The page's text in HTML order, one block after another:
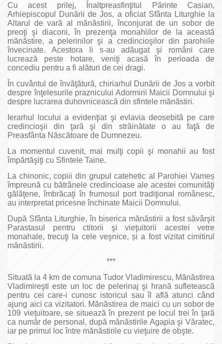
Cu acest prilej, Înaltpreasfinţitul Părinte Casian,
Arhiepiscopul Dunării de Jos, a oficiat Sfânta Liturghie la
Altarul de vară al mănăstirii, înconjurat de un sobor de
preoţi şi diaconi, în prezenţa monahiilor de la această
mănăstire, a pelerinilor şi a credincioşilor din parohiile
învecinate. Acestora li s-au adăugat şi români care
lucrează peste hotare, veniţi acasă în perioada de
concediu pentru a fi alături de cei dragi.
În cuvântul de învăţătură, chiriarhul Dunării de Jos a vorbit
despre înţelesurile praznicului Adormirii Maicii Domnului şi
despre lucrarea duhovnicească din sfintele mănăstiri.
Ierarhul locului a evidenţiat şi evlavia deosebită pe care
credincioşii din ţară şi din străinătate o au faţă de
Preasfânta Născătoare de Dumnezeu.
La momentul cuvenit, mai mulţi copii şi monahii au fost
împărtăşiţi cu Sfintele Taine.
La chinonic, copiii din grupul catehetic al Parohiei Vameș
împreună cu bătrânele credincioase ale acestei comunităţi
gălăţene, îmbrăcaţi în frumosul port tradiţional românesc,
au interpretat pricesne închinate Maicii Domnului.
După Sfânta Liturghie, în biserica mănăstirii a fost săvârşit
Parastasul pentru ctitorii şi vieţuitorii acestei vetre
monahale, trecuţi la cele veşnice, și a fost vizitat cimitirul
mănăstirii.
***
Situată la 4 km de comuna Tudor Vladimirescu, Mănăstirea
Vladimireşti este un loc de pelerinaj şi hrană sufletească
pentru cei care-i cunosc istoricul sau îl află atunci când
ajung aici ca vizitatori. Mănăstirea de maici cu un sobor de
109 vieţuitoare, se situează în prezent pe locul trei în ţară
ca număr de personal, după mănăstirile Agapia şi Văratec,
iar pe primul loc între mănăstirile cu vieţuire de obşte.